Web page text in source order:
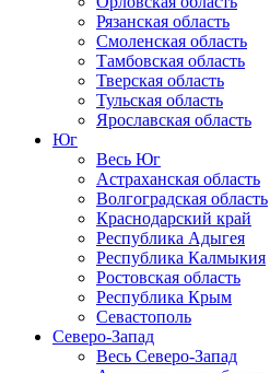
Рязанская область
Смоленская область
Тамбовская область
Тверская область
Тульская область
Ярославская область
Юг
Весь Юг
Астраханская область
Волгоградская область
Краснодарский край
Республика Адыгея
Республика Калмыкия
Ростовская область
Республика Крым
Севастополь
Северо-Запад
Весь Северо-Запад